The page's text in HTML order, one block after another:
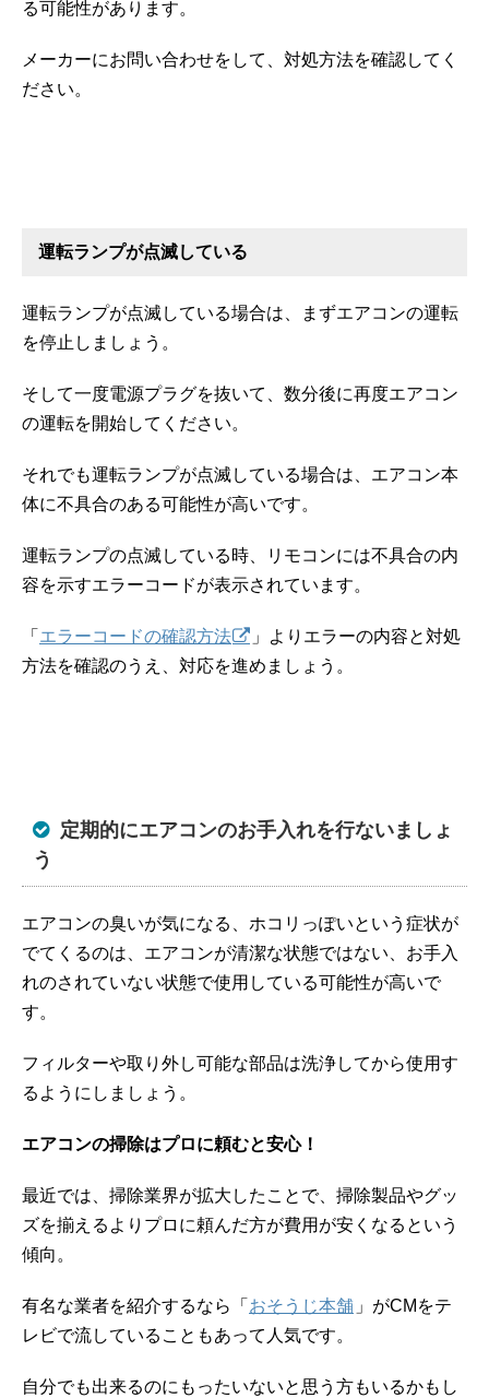
る可能性があります。
メーカーにお問い合わせをして、対処方法を確認してく
ださい。
運転ランプが点滅している
運転ランプが点滅している場合は、まずエアコンの運転
を停止しましょう。
そして一度電源プラグを抜いて、数分後に再度エアコン
の運転を開始してください。
それでも運転ランプが点滅している場合は、エアコン本
体に不具合のある可能性が高いです。
運転ランプの点滅している時、リモコンには不具合の内
容を示すエラーコードが表示されています。
「 エラーコードの確認方法
」よりエラーの内容と対処
方法を確認のうえ、対応を進めましょう。
定期的にエアコンのお手入れを行ないましょ
う
エアコンの臭いが気になる、ホコリっぽいという症状が
でてくるのは、エアコンが清潔な状態ではない、お手入
れのされていない状態で使用している可能性が高いで
す。
フィルターや取り外し可能な部品は洗浄してから使用す
るようにしましょう。
エアコンの掃除はプロに頼むと安心！
最近では、掃除業界が拡大したことで、掃除製品やグッ
ズを揃えるよりプロに頼んだ方が費用が安くなるという
傾向。
有名な業者を紹介するなら「 おそうじ本舗 」がCMをテ
レビで流していることもあって人気です。
自分でも出来るのにもったいないと思う方もいるかもし